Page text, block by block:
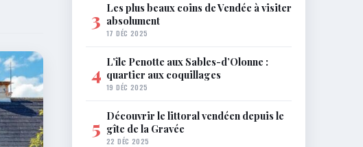
3 Les plus beaux coins de Vendée à visiter
absolument
17 DÉC 2025
4 L’île Penotte aux Sables-d’Olonne :
quartier aux coquillages
19 DÉC 2025
5 Découvrir le littoral vendéen depuis le
gîte de la Gravée
22 DÉC 2025